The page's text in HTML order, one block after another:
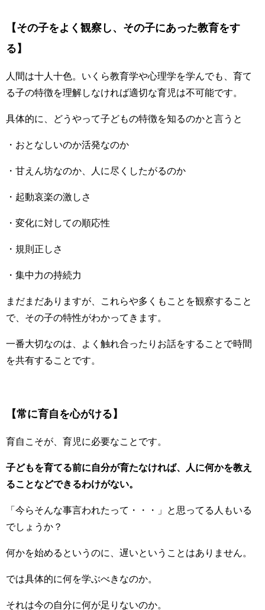
【その子をよく観察し、その子にあった教育をす
る】
人間は十人十色。いくら教育学や心理学を学んでも、育て
る子の特徴を理解しなければ適切な育児は不可能です。
具体的に、どうやって子どもの特徴を知るのかと言うと
・おとなしいのか活発なのか
・甘えん坊なのか、人に尽くしたがるのか
・起動哀楽の激しさ
・変化に対しての順応性
・規則正しさ
・集中力の持続力
まだまだありますが、これらや多くもことを観察すること
で、その子の特性がわかってきます。
一番大切なのは、よく触れ合ったりお話をすることで時間
を共有することです。
【常に育自を心がける】
育自こそが、育児に必要なことです。
子どもを育てる前に自分が育たなければ、人に何かを教え
ることなどできるわけがない。
「今らそんな事言われたって・・・」と思ってる人もいる
でしょうか？
何かを始めるというのに、遅いということはありません。
では具体的に何を学ぶべきなのか。
それは今の自分に何が足りないのか。